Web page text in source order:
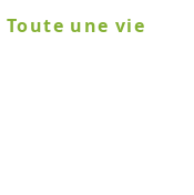
Toute une vie